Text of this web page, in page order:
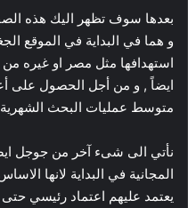
بعدها سوف تظهر اليك هذه
و هما في البداية في الموقع
استهدافها مثل مصر او غيره من
ايضاً , و من أجل الحصول على
متوسط عمليات البحث
نأتي الى شىء آخر من جوجل
المجانية في البداية لانها
يعتمد عليهم اعتماد رئيسي